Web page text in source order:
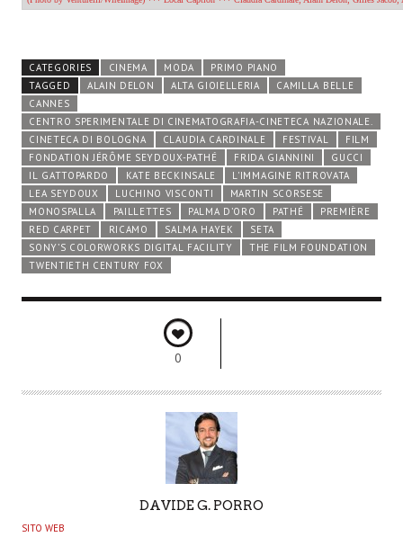
CATEGORIES CINEMA MODA
PRIMO PIANO
TAGGED
ALAIN DELON ALTA GIOIELLERIA
CAMILLA BELLE
CANNES
CENTRO SPERIMENTALE DI CINEMATOGRAFIA-CINETECA NAZIONALE.
CINETECA DI BOLOGNA
CLAUDIA CARDINALE FESTIVAL
FILM
FONDATION JÉRÔME SEYDOUX-PATHÉ
FRIDA GIANNINI
GUCCI
IL GATTOPARDO
KATE BECKINSALE
L'IMMAGINE RITROVATA
LEA SEYDOUX
LUCHINO VISCONTI
MARTIN SCORSESE
MONOSPALLA
PAILLETTES PALMA D’ORO PATHÉ
PREMIÈRE
RED CARPET
RICAMO SALMA HAYEK
SETA
SONY’S COLORWORKS DIGITAL FACILITY
THE FILM FOUNDATION
TWENTIETH CENTURY FOX
0
U
DAVIDE G. PORRO
SITO WEB